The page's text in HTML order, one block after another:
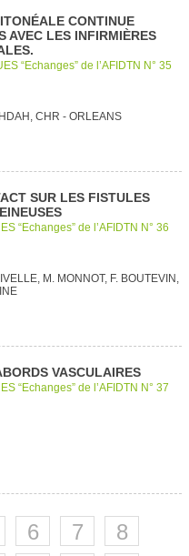
CONTINUE
AVEC LES INFIRMIÈRES
“Echanges” de l’AFIDTN N° 35
CHR - ORLEANS
SUR LES FISTULES
“Echanges” de l’AFIDTN N° 36
M. MONNOT, F. BOUTEVIN,
VASCULAIRES
“Echanges” de l’AFIDTN N° 37
6 7
8